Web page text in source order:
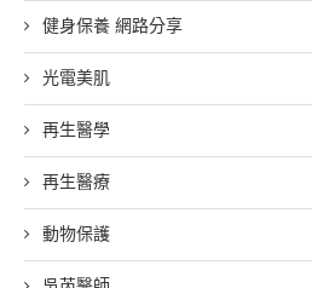
健身保養 網路分享
光電美肌
再生醫學
再生醫療
動物保護